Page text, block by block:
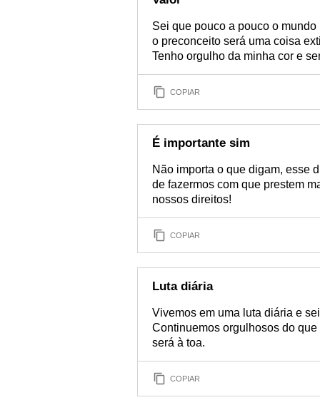
Sei que pouco a pouco o
o preconceito será uma coisa
Tenho orgulho da minha cor e
COPIAR
É importante sim
Não importa o que digam, esse
de fazermos com que prestem
nossos direitos!
COPIAR
Luta diária
Vivemos em uma luta diária e
Continuemos orgulhosos do
será à toa.
COPIAR